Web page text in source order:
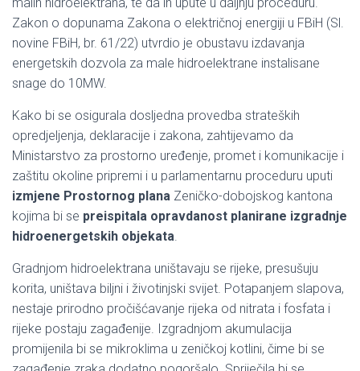
Zakon o dopunama Zakona o električnoj energiji u FBiH (Sl.
novine FBiH, br. 61/22) utvrdio je obustavu izdavanja
energetskih dozvola za male hidroelektrane instalisane
snage do 10MW.
Kako bi se osigurala dosljedna provedba strateških
opredjeljenja, deklaracije i zakona, zahtijevamo da
Ministarstvo za prostorno uređenje, promet i komunikacije i
zaštitu okoline pripremi i u parlamentarnu proceduru uputi
izmjene Prostornog plana Zeničko-dobojskog kantona
kojima bi se preispitala opravdanost planirane izgradnje
hidroenergetskih objekata.
Gradnjom hidroelektrana uništavaju se rijeke, presušuju
korita, uništava biljni i životinjski svijet. Potapanjem slapova,
nestaje prirodno pročišćavanje rijeka od nitrata i fosfata i
rijeke postaju zagađenije. Izgradnjom akumulacija
promijenila bi se mikroklima u zeničkoj kotlini, čime bi se